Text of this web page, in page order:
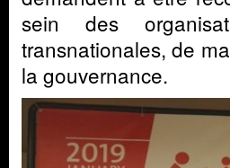
sein des
transnationales, de
la gouvernance.